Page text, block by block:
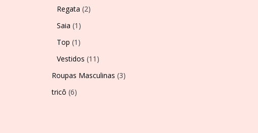
Regata (2)
Saia (1)
Top (1)
Vestidos (11)
Roupas Masculinas (3)
tricô (6)